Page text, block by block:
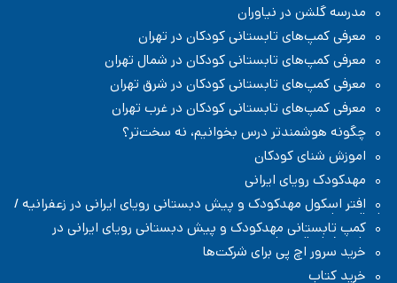
در نیاوران
تابستانی کودکان در تهران
تابستانی کودکان در شمال تهران
تابستانی کودکان در شرق تهران
تابستانی کودکان در غرب تهران
درس بخوانیم، نه سخت‌تر؟
کودکان
ایرانی
مهدکودک و پیش دبستانی رویای ایرانی در زعفرانیه /
مهدکودک و پیش دبستانی رویای ایرانی در
تهران
پی برای شرکت‌ها